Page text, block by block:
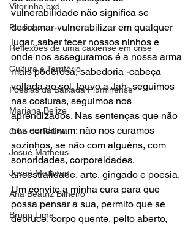
Vitorinha bxd
Paulinha
Reflexões de uma caxiense em crise
Cultura e Território
Poesias da Baixada Fluminense
Mariana Belize
Olho de Belize
Josué Matheus
Josué Matheus
Ana Beatriz Bilheiro
Bruno Lima
vulnerabilidade não significa se
descamar-vulnerabilizar em qualquer
lugar, saber tecer nossos ninhos e
onde nos asseguramos é a nossa arma
mais poderosa, sabedoria -cabeça
voltada ao sol, louvo a Jah- seguimos
nas costuras, seguimos nos
aprendizados. Nas sentenças que não
nos condenam: não nos curamos
sozinhos, se não com alguéns, com
sonoridades, corporeidades,
ancestralidade, arte, gingado e poesia.
Um convite a minha cura para que
possa pensar a sua, permito que se
debruce, corpo quente, peito aberto,